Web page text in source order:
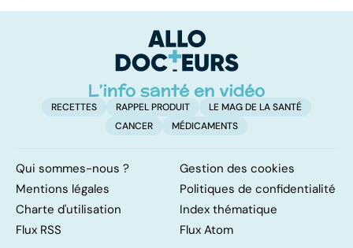
levée de
l'anonymat
RECETTES RAPPEL PRODUIT
LE MAG DE LA SANTÉ
CANCER
MÉDICAMENTS
Qui sommes-nous ?
Gestion des cookies
Mentions légales
Politiques de confidentialité
Charte d'utilisation
Index thématique
Flux RSS
Flux Atom